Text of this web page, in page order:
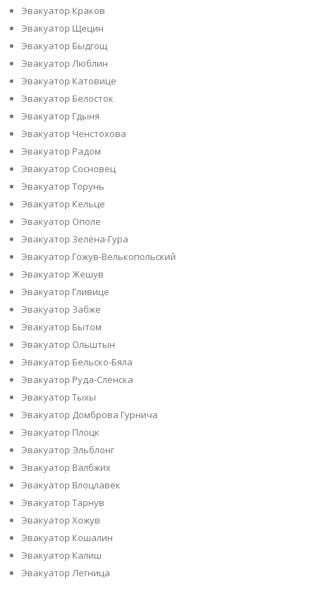
Эвакуатор Краков
Эвакуатор Щецин
Эвакуатор Быдгощ
Эвакуатор Люблин
Эвакуатор Катовице
Эвакуатор Белосток
Эвакуатор Гдыня
Эвакуатор Ченстохова
Эвакуатор Радом
Эвакуатор Сосновец
Эвакуатор Торунь
Эвакуатор Кельце
Эвакуатор Ополе
Эвакуатор Зелёна-Гура
Эвакуатор Гожув-Велькопольский
Эвакуатор Жешув
Эвакуатор Гливице
Эвакуатор Забже
Эвакуатор Бытом
Эвакуатор Ольштын
Эвакуатор Бельско-Бяла
Эвакуатор Руда-Слёнска
Эвакуатор Тыхы
Эвакуатор Домброва Гурнича
Эвакуатор Плоцк
Эвакуатор Эльблонг
Эвакуатор Валбжих
Эвакуатор Влоцлавек
Эвакуатор Тарнув
Эвакуатор Хожув
Эвакуатор Кошалин
Эвакуатор Калиш
Эвакуатор Легница